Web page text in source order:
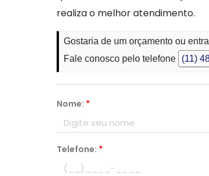
realiza o melhor atendimento.
Gostaria de um orçamento ou
Fale conosco pelo telefone
(11)
Nome: *
Telefone: *